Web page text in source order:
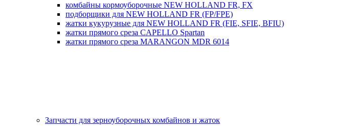
комбайны кормоуборочные NEW HOLLAND FR, FX
подборщики для NEW HOLLAND FR (FP/FPE)
жатки кукурузные для NEW HOLLAND FR (FIE, SFIE, BFIU)
жатки прямого среза CAPELLO Spartan
жатки прямого среза MARANGON MDR 6014
Запчасти для зерноуборочных комбайнов и жаток